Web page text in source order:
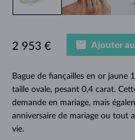
Bague de fiançailles en or jaune
taille ovale, pesant 0,4 carat.
demande en mariage, mais
anniversaire de mariage ou tout
vie.
2 953 € Ajouter